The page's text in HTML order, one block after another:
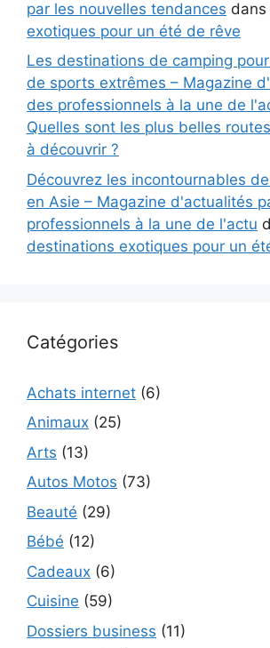
par les nouvelles tendances dans
exotiques pour un été de rêve
Les destinations de camping
de sports extrêmes – Magazine
des professionnels à la une de
Quelles sont les plus belles
à découvrir ?
Découvrez les incontournables de
en Asie – Magazine d'actualités
professionnels à la une de l'actu
destinations exotiques pour un
Catégories
Achats internet (6)
Animaux (25)
Arts (13)
Autos Motos (73)
Beauté (29)
Bébé (12)
Cadeaux (6)
Cuisine (59)
Dossiers business (11)